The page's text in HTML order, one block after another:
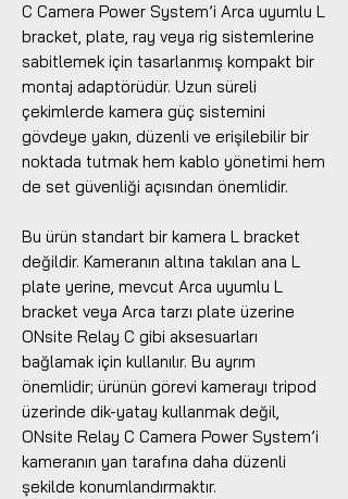
C Camera Power System’i Arca uyumlu L
bracket, plate, ray veya rig sistemlerine
sabitlemek için tasarlanmış kompakt bir
montaj adaptörüdür. Uzun süreli
çekimlerde kamera güç sistemini
gövdeye yakın, düzenli ve erişilebilir bir
noktada tutmak hem kablo yönetimi hem
de set güvenliği açısından önemlidir.
Bu ürün standart bir kamera L bracket
değildir. Kameranın altına takılan ana L
plate yerine, mevcut Arca uyumlu L
bracket veya Arca tarzı plate üzerine
ONsite Relay C gibi aksesuarları
bağlamak için kullanılır. Bu ayrım
önemlidir; ürünün görevi kamerayı tripod
üzerinde dik-yatay kullanmak değil,
ONsite Relay C Camera Power System’i
kameranın yan tarafına daha düzenli
şekilde konumlandırmaktır.